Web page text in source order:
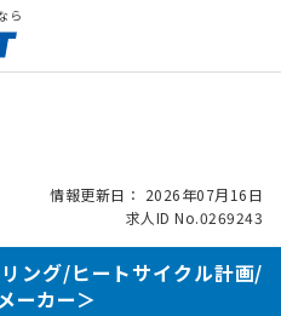
ら
情報更新日： 2026年07月16日
求人ID No.0269243
ング/ヒートサイクル計画/
ーカー＞